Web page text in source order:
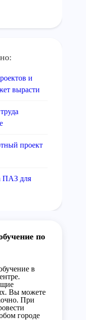
и
вырасти
проект
ПАЗ для
по
в
Вы можете
При
городе